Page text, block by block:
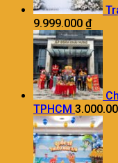
9.999.000 ₫
TPHCM